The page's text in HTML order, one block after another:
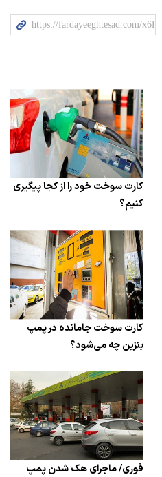
کارت سوخت خود را از کجا پیگیری
کنیم؟
کارت سوخت جامانده در پمپ
بنزین چه می‌شود؟
فوری/ ماجرای هک شدن پمپ